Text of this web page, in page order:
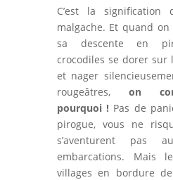
C’est la
malgache. Et quand
sa descente en
crocodiles se dorer sur
et nager
rougeâtres, on
pourquoi !Pas de
pirogue, vous ne
s’aventurent pas
embarcations. Mais
villages en bordure